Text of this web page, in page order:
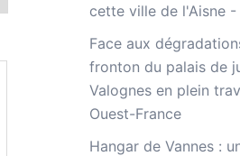
cette ville de l'Aisne
Face aux
fronton du palais de
Valognes en plein
Ouest-France
Hangar de Vannes :